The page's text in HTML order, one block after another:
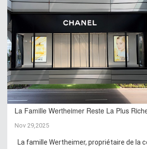
La Famille Wertheimer Reste La Plus
Nov 29,2025
La famille Wertheimer, propriétaire de la